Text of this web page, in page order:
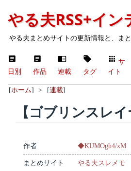
やる夫RSS+イン
やる夫まとめサイトの更新情報と、ま
日別 作品 連載 タグ
サ
イト
[ホーム] > [連載]
【ゴブリンスレイ
作者 ◆KUMOgh4/xM
まとめサイト やる夫スレメモ